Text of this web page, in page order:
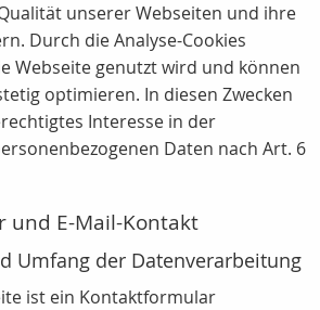
unserer Webseiten und ihre
Durch die Analyse-Cookies
Webseite genutzt wird und können
optimieren. In diesen Zwecken
Interesse in der
Daten nach Art. 6
und E-Mail-Kontakt
Umfang der Datenverarbeitung
ist ein Kontaktformular